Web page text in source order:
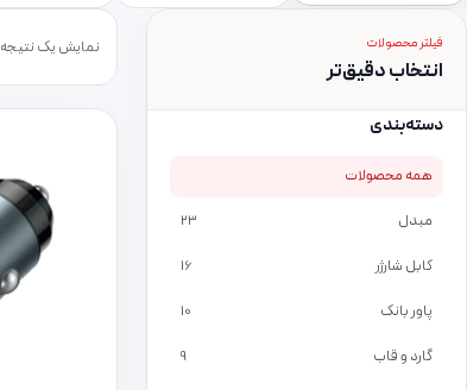
فیلتر محصولات
انتخاب دقیق‌تر
دسته‌بندی
همه محصولات
مبدل 23
کابل شارژر 16
پاور بانک 10
گارد و قاب 9
نمایش یک نتیجه